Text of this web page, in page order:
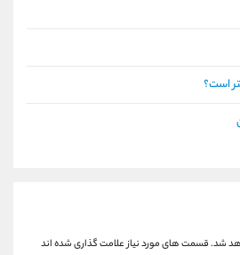
است؟
شد.قسمت های مورد نیاز علامت گذاری شده اند